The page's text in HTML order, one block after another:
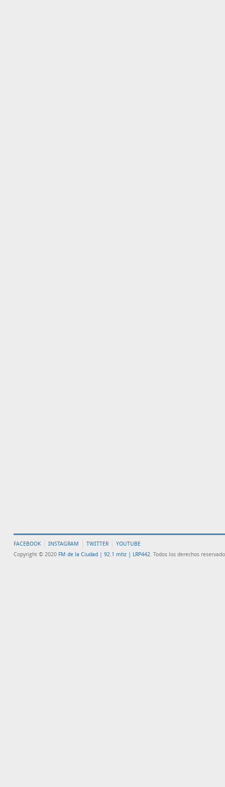
FACEBOOK INSTAGRAM TWITTER
YOUTUBE
Copyright © 2020 FM de la Ciudad | 92.1 mhz | LRP442. Todos los derechos